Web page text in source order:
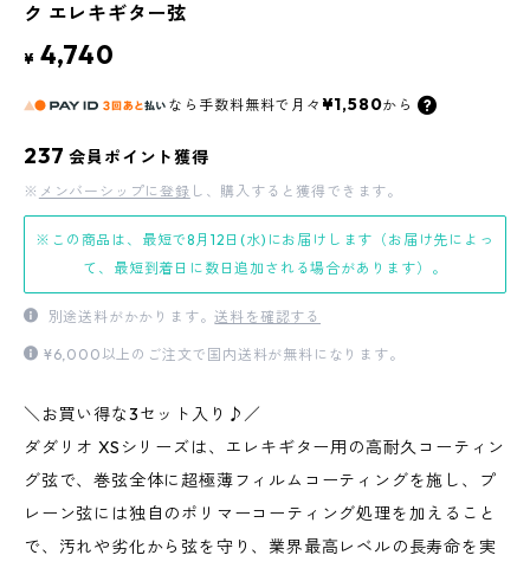
ク エレキギター弦
¥ 4,740
なら 手数料無料で 月々 ¥1,580から
237 会員ポイント獲得
※ メンバーシップに登録 し、購入すると獲得できます。
※この商品は、最短で8月12日(水)にお届けします（お届け先によっ
て、最短到着日に数日追加される場合があります）。
別途送料がかかります。送料を確認する
¥6,000以上のご注文で国内送料が無料になります。
＼お買い得な3セット入り♪／
ダダリオ XSシリーズは、エレキギター用の高耐久コーティン
グ弦で、巻弦全体に超極薄フィルムコーティングを施し、プ
レーン弦には独自のポリマーコーティング処理を加えること
で、汚れや劣化から弦を守り、業界最高レベルの長寿命を実